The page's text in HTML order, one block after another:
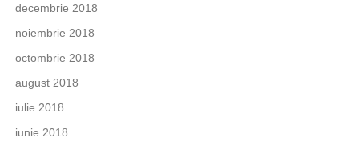
decembrie 2018
noiembrie 2018
octombrie 2018
august 2018
iulie 2018
iunie 2018